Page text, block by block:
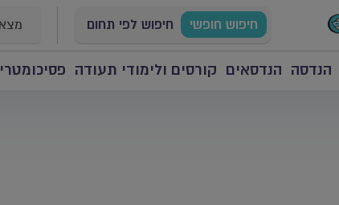
חיפוש חופשי חיפוש לפי תחום
הנדסה הנדסאים קורסים ולימודי תעודה פסיכומטרי